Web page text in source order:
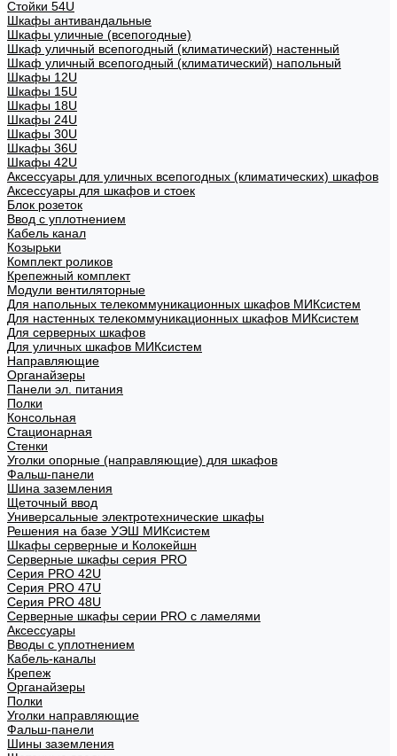
Стойки 54U
Шкафы антивандальные
Шкафы уличные (всепогодные)
Шкаф уличный всепогодный (климатический) настенный
Шкаф уличный всепогодный (климатический) напольный
Шкафы 12U
Шкафы 15U
Шкафы 18U
Шкафы 24U
Шкафы 30U
Шкафы 36U
Шкафы 42U
Аксессуары для уличных всепогодных (климатических) шкафов
Аксессуары для шкафов и стоек
Блок розеток
Ввод с уплотнением
Кабель канал
Козырьки
Комплект роликов
Крепежный комплект
Модули вентиляторные
Для напольных телекоммуникационных шкафов МИКсистем
Для настенных телекоммуникационных шкафов МИКсистем
Для серверных шкафов
Для уличных шкафов МИКсистем
Направляющие
Органайзеры
Панели эл. питания
Полки
Консольная
Стационарная
Стенки
Уголки опорные (направляющие) для шкафов
Фальш-панели
Шина заземления
Щеточный ввод
Универсальные электротехнические шкафы
Решения на базе УЭШ МИКсистем
Шкафы серверные и Колокейшн
Серверные шкафы серия PRO
Серия PRO 42U
Серия PRO 47U
Серия PRO 48U
Серверные шкафы серии PRO с ламелями
Аксессуары
Вводы с уплотнением
Кабель-каналы
Крепеж
Органайзеры
Полки
Уголки направляющие
Фальш-панели
Шины заземления